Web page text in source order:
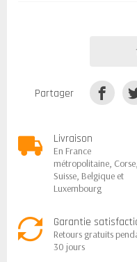
Partager
Livraison
En France
métropolitaine, Corse,
Suisse, Belgique et
Luxembourg
Garantie
Retours gratuits
30 jours